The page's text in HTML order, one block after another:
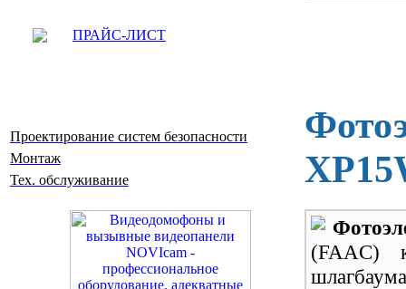
ПРАЙС-ЛИСТ
Проектирование систем безопасности
Монтаж
Тех. обслуживание
(FAAC)